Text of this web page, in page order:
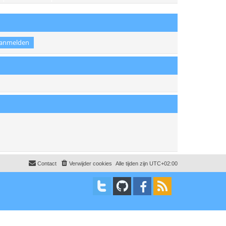
t
Alle tijden zijn UTC+02:00
Verwijder cookies
Contact